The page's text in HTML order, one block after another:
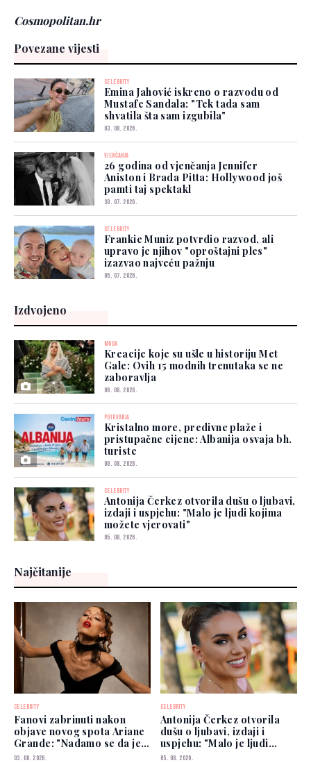
Cosmopolitan.hr
Povezane vijesti
CELEBRITY
Emina Jahović iskreno o razvodu od
Mustafe Sandala: "Tek tada sam
shvatila šta sam izgubila"
03. 08. 2026.
VJENČANJA
26 godina od vjenčanja Jennifer
Aniston i Brada Pitta: Hollywood još
pamti taj spektakl
30. 07. 2026.
CELEBRITY
Frankie Muniz potvrdio razvod, ali
upravo je njihov "oproštajni ples"
izazvao najveću pažnju
05. 07. 2026.
Izdvojeno
MODA
Kreacije koje su ušle u historiju Met
Gale: Ovih 15 modnih trenutaka se ne
zaboravlja
06. 08. 2026.
PUTOVANJA
Kristalno more, predivne plaže i
pristupačne cijene: Albanija osvaja bh.
turiste
06. 08. 2026.
CELEBRITY
Antonija Čerkez otvorila dušu o ljubavi,
izdaji i uspjehu: "Malo je ljudi kojima
možete vjerovati"
05. 08. 2026.
Najčitanije
CELEBRITY
Fanovi zabrinuti nakon
objave novog spota Ariane
Grande: "Nadamo se da je
dobro"
03. 08. 2026.
CELEBRITY
Antonija Čerkez otvorila
dušu o ljubavi, izdaji i
uspjehu: "Malo je ljudi
kojima možete vjerovati"
05. 08. 2026.